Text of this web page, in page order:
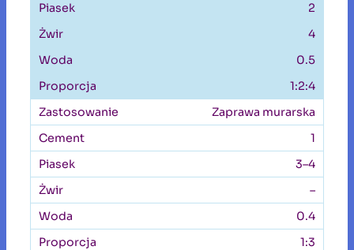
2
4
0.5
1:2:4
Zaprawa murarska
1
3–4
–
0.4
1:3